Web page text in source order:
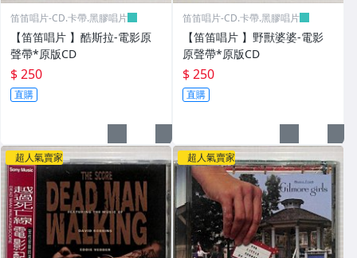
笛笛唱片-CD.卡帶.黑膠唱片
【笛笛唱片 】酷斯拉-電影原
聲帶*原版CD
$ 250
直購
笛笛唱片-CD.卡帶.黑膠唱片
【笛笛唱片 】野獸婆婆-電影
原聲帶*原版CD
$ 250
直購
超人氣賣家 超人氣賣家